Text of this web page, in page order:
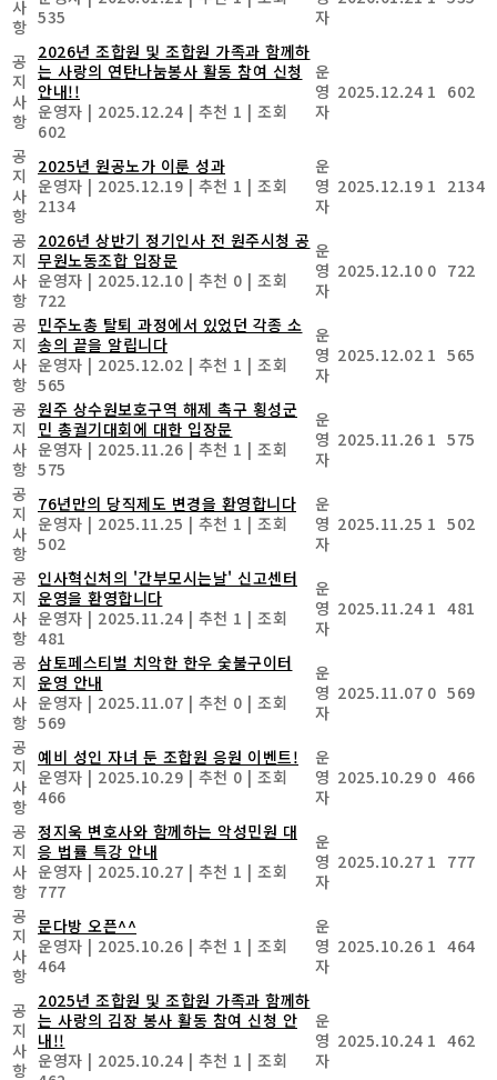
사
항 535
자
공
지
사
항
2026년 조합원 및 조합원 가족과 함께하
는 사랑의 연탄나눔봉사 활동 참여 신청
안내!!
운영자 | 2025.12.24 | 추천 1 | 조회
602
운
영
자
2025.12.24 1 602
공
지
사
항
2025년 원공노가 이룬 성과
운영자 | 2025.12.19 | 추천 1 | 조회
2134
운
영
자
2025.12.19 1 2134
공
지
사
항
2026년 상반기 정기인사 전 원주시청 공
무원노동조합 입장문
운영자 | 2025.12.10 | 추천 0 | 조회
722
운
영
자
2025.12.10 0 722
공
지
사
항
민주노총 탈퇴 과정에서 있었던 각종 소
송의 끝을 알립니다
운영자 | 2025.12.02 | 추천 1 | 조회
565
운
영
자
2025.12.02 1 565
공
지
사
항
원주 상수원보호구역 해제 촉구 횡성군
민 총궐기대회에 대한 입장문
운영자 | 2025.11.26 | 추천 1 | 조회
575
운
영
자
2025.11.26 1 575
공
지
사
항
76년만의 당직제도 변경을 환영합니다
운영자 | 2025.11.25 | 추천 1 | 조회
502
운
영
자
2025.11.25 1 502
공
지
사
항
인사혁신처의 '간부모시는날' 신고센터
운영을 환영합니다
운영자 | 2025.11.24 | 추천 1 | 조회
481
운
영
자
2025.11.24 1 481
공
지
사
항
삼토페스티벌 치악한 한우 숯불구이터
운영 안내
운영자 | 2025.11.07 | 추천 0 | 조회
569
운
영
자
2025.11.07 0 569
공
지
사
항
예비 성인 자녀 둔 조합원 응원 이벤트!
운영자 | 2025.10.29 | 추천 0 | 조회
466
운
영
자
2025.10.29 0 466
공
지
사
항
정지욱 변호사와 함께하는 악성민원 대
응 법률 특강 안내
운영자 | 2025.10.27 | 추천 1 | 조회
777
운
영
자
2025.10.27 1 777
공
지
사
항
문다방 오픈^^
운영자 | 2025.10.26 | 추천 1 | 조회
464
운
영
자
2025.10.26 1 464
공
지
사
항
2025년 조합원 및 조합원 가족과 함께하
는 사랑의 김장 봉사 활동 참여 신청 안
내!!
운영자 | 2025.10.24 | 추천 1 | 조회
운
영
자
2025.10.24 1 462